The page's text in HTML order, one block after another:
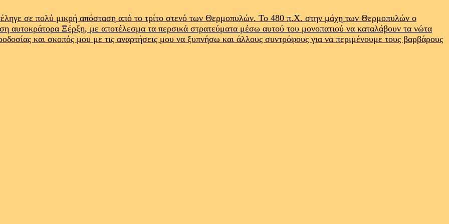
σε πολύ μικρή απόσταση από το τρίτο στενό των Θερμοπυλών. Το 480 π.Χ. στην μάχη των Θερμοπυλών ο
αυτοκράτορα Ξέρξη, με αποτέλεσμα τα περσικά στρατεύματα μέσω αυτού του μονοπατιού να καταλάβουν τα νώτα
και σκοπός μου με τις αναρτήσεις μου να ξυπνήσω και άλλους συντρόφους για να περιμένουμε τους βαρβάρους